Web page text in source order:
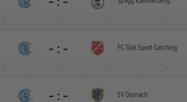
- - - -
- : - FC Türk Sport Garching
- - - -
- : - SV Dornach